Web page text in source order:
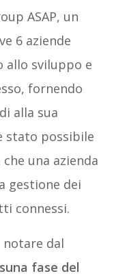
ASAP, un
6 aziende
allo sviluppo e
fornendo
alla sua
stato possibile
una azienda
gestione dei
connessi.
notare dal
fase del